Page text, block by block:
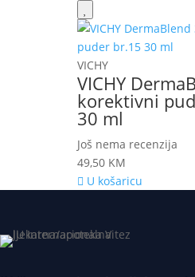
VICHY
VICHY
korektivni
30 ml
Još nema recenzija
49,50 KM
U košaricu